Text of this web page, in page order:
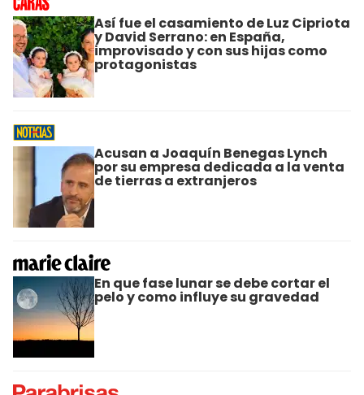
Así fue el casamiento de Luz Cipriota
y David Serrano: en España,
improvisado y con sus hijas como
protagonistas
Acusan a Joaquín Benegas Lynch
por su empresa dedicada a la venta
de tierras a extranjeros
En que fase lunar se debe cortar el
pelo y como influye su gravedad